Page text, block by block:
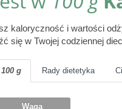
kaloryczność i wartości
się w Twojej codziennej
100 g Rady dietetyka
Waga